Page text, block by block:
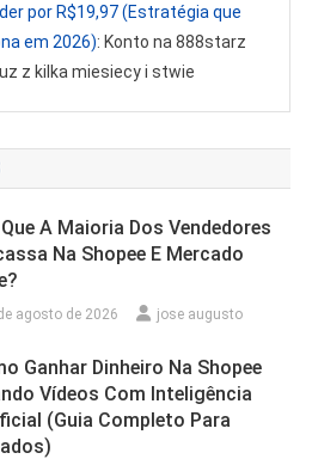
por R$19,97 (Estratégia que
em 2026): Konto na 888starz
z kilka miesiecy i stwie
A Maioria Dos Vendedores
Na Shopee E Mercado
agosto de 2026 jose augusto
Ganhar Dinheiro Na Shopee
Vídeos Com Inteligência
(Guia Completo Para